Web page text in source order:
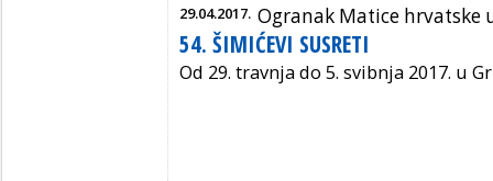
29.04.2017. Ogranak Matice hrvatske
54. ŠIMIĆEVI SUSRETI
Od 29. travnja do 5. svibnja 2017. u